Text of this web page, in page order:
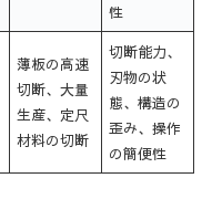
性
薄板の高速
切断、大量
生産、定尺
材料の切断
切断能力、
刃物の状
態、構造の
歪み、操作
の簡便性